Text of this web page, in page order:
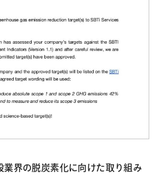
業界の脱炭素化に向けた取り組み